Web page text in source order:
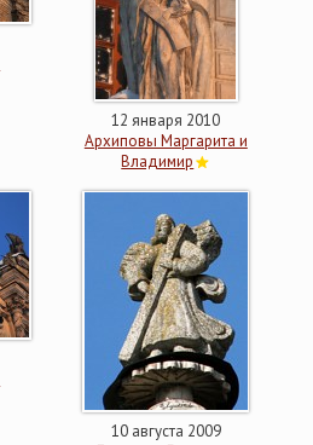
12 января 2010
Архиповы Маргарита и
Владимир
10 августа 2009